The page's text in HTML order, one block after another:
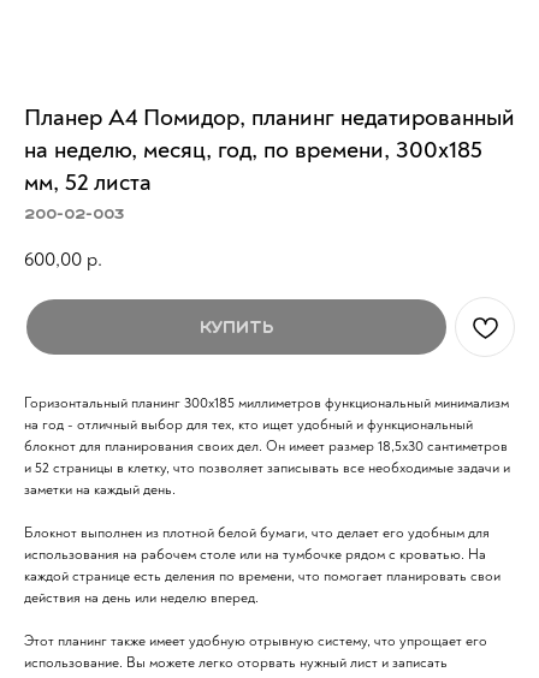
Планер А4 Помидор, планинг недатированный
на неделю, месяц, год, по времени, 300х185
мм, 52 листа
200-02-003
600,00 р.
Купить
Горизонтальный планинг 300x185 миллиметров функциональный минимализм
на год - отличный выбор для тех, кто ищет удобный и функциональный
блокнот для планирования своих дел. Он имеет размер 18,5x30 сантиметров
и 52 страницы в клетку, что позволяет записывать все необходимые задачи и
заметки на каждый день.
Блокнот выполнен из плотной белой бумаги, что делает его удобным для
использования на рабочем столе или на тумбочке рядом с кроватью. На
каждой странице есть деления по времени, что помогает планировать свои
действия на день или неделю вперед.
Этот планинг также имеет удобную отрывную систему, что упрощает его
использование. Вы можете легко оторвать нужный лист и записать